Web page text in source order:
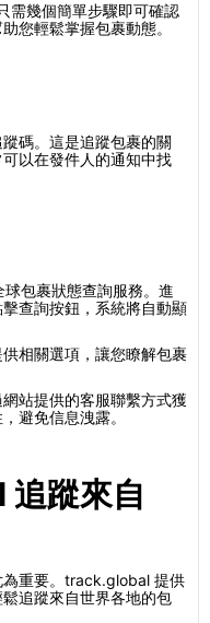
需幾個簡單步驟即可確認
您輕鬆掌握包裹動態。
碼。這是追蹤包裹的關
以在發件人的通知中找
包裹狀態查詢服務。進
查詢按鈕，系統將自動顯
相關選項，讓您瞭解包裹
站提供的客服聯繫方式獲
避免信息洩露。
蹤來自
為重要。track.global 提供
追蹤來自世界各地的包